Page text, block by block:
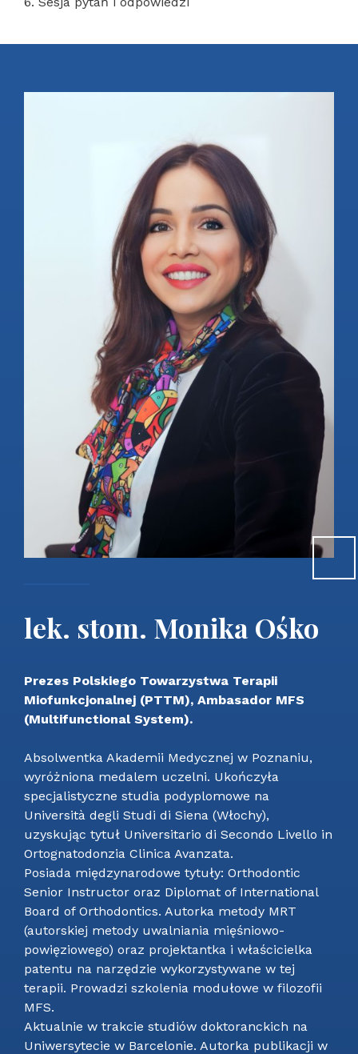
lek. stom. Monika Ośko
Prezes Polskiego Towarzystwa Terapii
Miofunkcjonalnej (PTTM), Ambasador MFS
(Multifunctional System).
Absolwentka Akademii Medycznej w Poznaniu,
wyróżniona medalem uczelni. Ukończyła
specjalistyczne studia podyplomowe na
Università degli Studi di Siena (Włochy),
uzyskując tytuł Universitario di Secondo Livello in
Ortognatodonzia Clinica Avanzata.
Posiada międzynarodowe tytuły: Orthodontic
Senior Instructor oraz Diplomat of International
Board of Orthodontics. Autorka metody MRT
(autorskiej metody uwalniania mięśniowo-
powięziowego) oraz projektantka i właścicielka
patentu na narzędzie wykorzystywane w tej
terapii. Prowadzi szkolenia modułowe w filozofii
MFS.
Aktualnie w trakcie studiów doktoranckich na
Uniwersytecie w Barcelonie. Autorka publikacji w